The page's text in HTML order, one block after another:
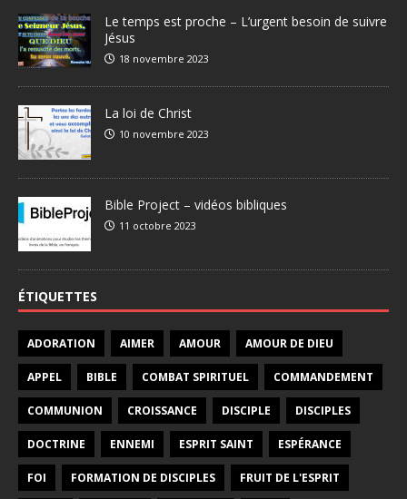
Le temps est proche – L’urgent besoin de suivre
Jésus
18 novembre 2023
La loi de Christ
10 novembre 2023
Bible Project – vidéos bibliques
11 octobre 2023
ÉTIQUETTES
ADORATION AIMER AMOUR AMOUR DE DIEU
APPEL BIBLE COMBAT SPIRITUEL COMMANDEMENT
COMMUNION CROISSANCE DISCIPLE DISCIPLES
DOCTRINE ENNEMI ESPRIT SAINT ESPÉRANCE
FOI FORMATION DE DISCIPLES FRUIT DE L'ESPRIT